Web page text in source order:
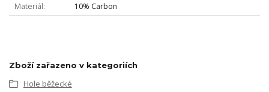
Materiál
10% Carbon
Zboží zařazeno v kategoriích
Hole běžecké